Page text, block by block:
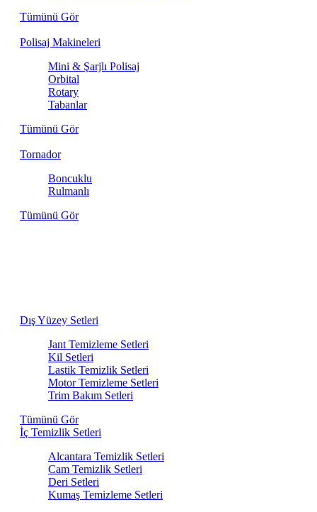
Tümünü Gör
Polisaj Makineleri
Mini & Şarjlı Polisaj
Orbital
Rotary
Tabanlar
Tümünü Gör
Tornador
Boncuklu
Rulmanlı
Tümünü Gör
Dış Yüzey Setleri
Jant Temizleme Setleri
Kil Setleri
Lastik Temizlik Setleri
Motor Temizleme Setleri
Trim Bakım Setleri
Tümünü Gör
İç Temizlik Setleri
Alcantara Temizlik Setleri
Cam Temizlik Setleri
Deri Setleri
Kumaş Temizleme Setleri